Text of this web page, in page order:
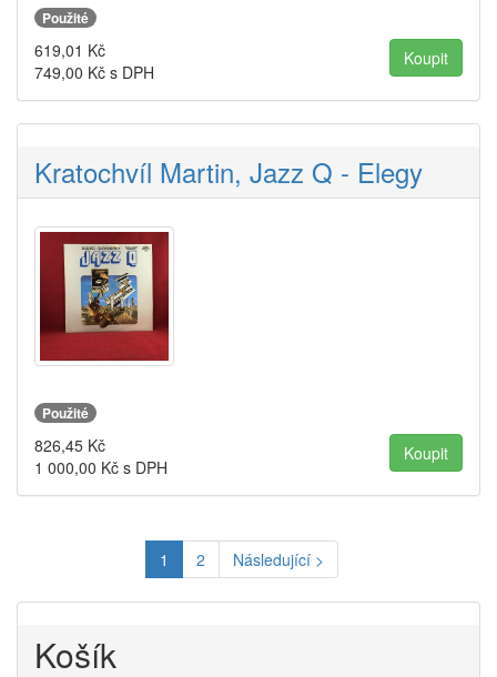
Použité
619,01 Kč
749,00 Kč s DPH
Kratochvíl Martin, Jazz Q - Elegy
Použité
826,45 Kč
1 000,00 Kč s DPH
1 2 Následující >
Košík